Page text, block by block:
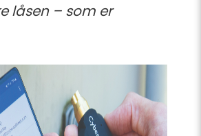
låsen – som er